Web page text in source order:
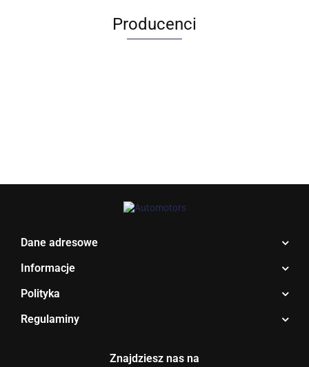
Producenci
BENTLEY
Dane adresowe
Informacje
Polityka
Regulaminy
Znajdziesz nas na